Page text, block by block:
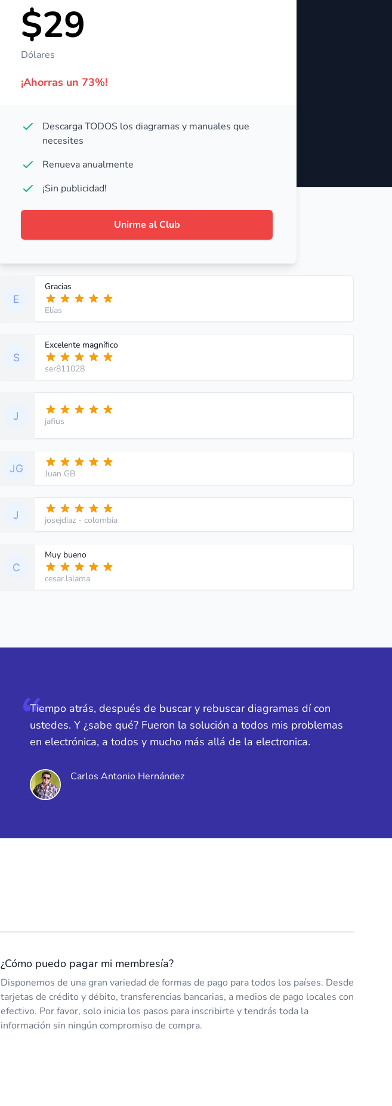
$29
Dólares
¡Ahorras un 73%!
Descarga TODOS los diagramas y manuales que
necesites
Renueva anualmente
¡Sin publicidad!
Unirme al Club
Gracias
Elías
Excelente magnífico
ser811028
jafius
Juan GB
josejdiaz - colombia
Muy bueno
cesar.lalama
Tiempo atrás, después de buscar y rebuscar diagramas dí con
ustedes. Y ¿sabe qué? Fueron la solución a todos mis problemas
en electrónica, a todos y mucho más allá de la electronica.
Carlos Antonio Hernández
¿Cómo puedo pagar mi membresía?
Disponemos de una gran variedad de formas de pago para todos los países. Desde
tarjetas de crédito y débito, transferencias bancarias, a medios de pago locales con
efectivo. Por favor, solo inicia los pasos para inscribirte y tendrás toda la
información sin ningún compromiso de compra.